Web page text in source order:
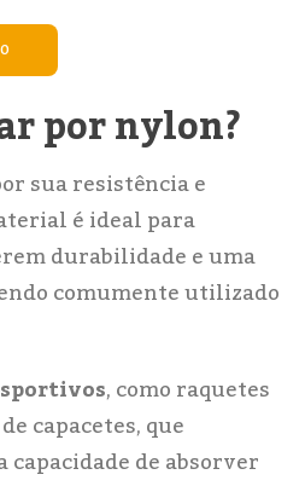
por nylon?
sua resistência e
é ideal para
durabilidade e uma
comumente utilizado
, como raquetes
capacetes, que
capacidade de absorver